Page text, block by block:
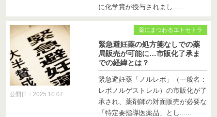
に化学賞が授与されまし......
公開日：2025.10.07
薬にまつわるエトセトラ
緊急避妊薬の処方箋なしでの薬
局販売が可能に…市販化了承ま
での経緯とは？
緊急避妊薬「ノルレボ」（一般名：
レボノルゲストレル）の市販化が了
承され、薬剤師の対面販売が必要な
「特定要指導医薬品」とし......